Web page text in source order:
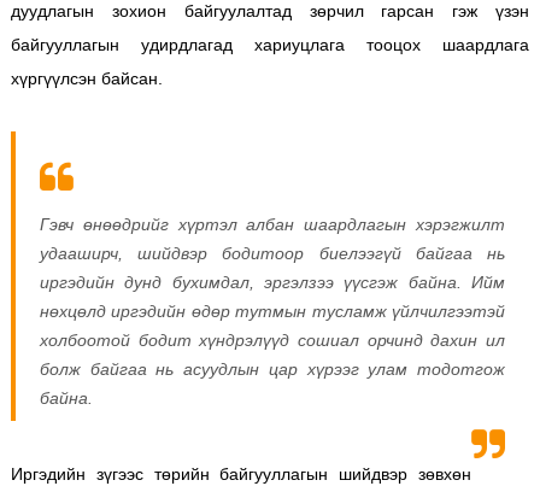
дуудлагын зохион байгуулалтад зөрчил гарсан гэж үзэн
байгууллагын удирдлагад хариуцлага тооцох шаардлага
хүргүүлсэн байсан.
Гэвч өнөөдрийг хүртэл албан шаардлагын хэрэгжилт
удааширч, шийдвэр бодитоор биелээгүй байгаа нь
иргэдийн дунд бухимдал, эргэлзээ үүсгэж байна. Ийм
нөхцөлд иргэдийн өдөр тутмын тусламж үйлчилгээтэй
холбоотой бодит хүндрэлүүд сошиал орчинд дахин ил
болж байгаа нь асуудлын цар хүрээг улам тодотгож
байна.
Иргэдийн зүгээс төрийн байгууллагын шийдвэр зөвхөн